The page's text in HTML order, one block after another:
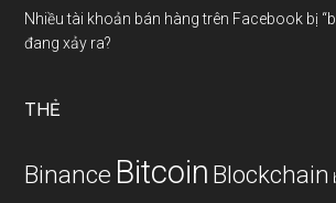
Nhiều tài khoản bán hàng trên Facebook bị
đang xảy ra?
THẺ
Binance Bitcoin Blockchain